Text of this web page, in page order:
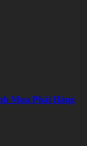
Mua Phải Hàng